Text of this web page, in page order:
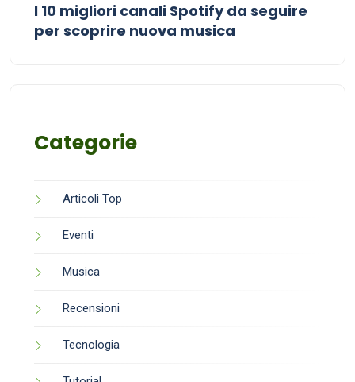
I 10 migliori canali Spotify da seguire
per scoprire nuova musica
Categorie
Articoli Top
Eventi
Musica
Recensioni
Tecnologia